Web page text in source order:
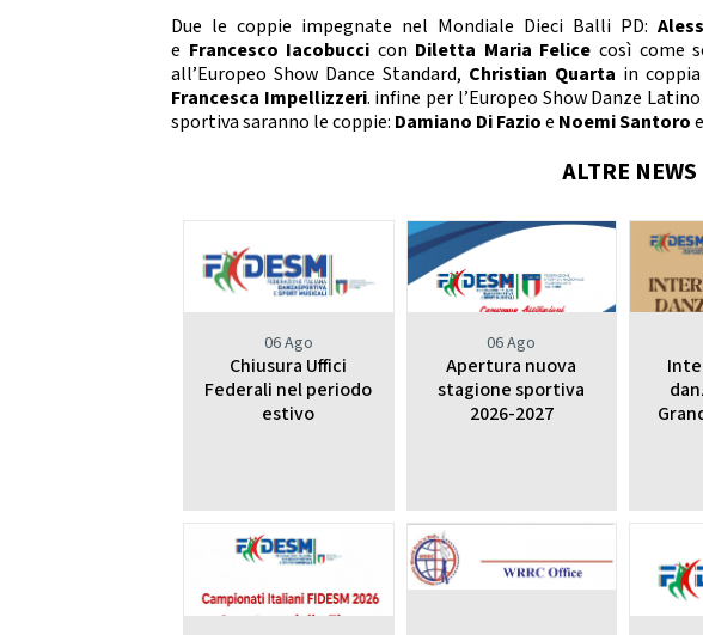
Due le coppie impegnate nel Mondiale Dieci Balli PD:
e Francesco Iacobucci con Diletta Maria Felicecosì come
all’Europeo Show Dance Standard, Christian Quarta in
Francesca Impellizzeri. infine per l’Europeo Show Danze
sportiva saranno le coppie: Damiano Di Fazioe Noemi Santoroe
ALTRE NEWS
06 Ago
Chiusura Uffici
Federali nel periodo
estivo
06 Ago
Apertura nuova
stagione sportiva
2026-2027